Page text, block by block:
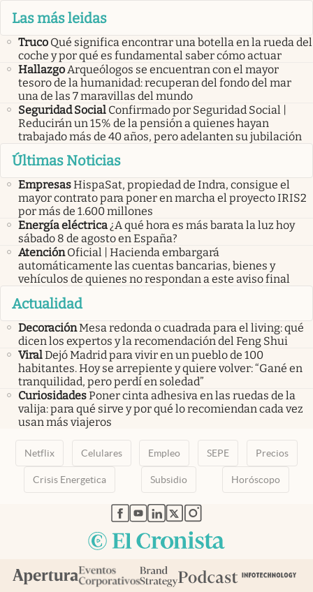
Las más leidas
Truco Qué significa encontrar una botella en la rueda del
coche y por qué es fundamental saber cómo actuar
HallazgoArqueólogos se encuentran con el mayor
tesoro de la humanidad: recuperan del fondo del mar
una de las 7 maravillas del mundo
Seguridad Social Confirmado por Seguridad Social |
Reducirán un 15% de la pensión a quienes hayan
trabajado más de 40 años, pero adelanten su jubilación
Últimas Noticias
EmpresasHispaSat, propiedad de Indra, consigue el
mayor contrato para poner en marcha el proyecto IRIS2
por más de 1.600 millones
Energía eléctrica¿A qué hora es más barata la luz hoy
sábado 8 de agosto en España?
Atención Oficial | Hacienda embargará
automáticamente las cuentas bancarias, bienes y
vehículos de quienes no respondan a este aviso final
Actualidad
DecoraciónMesa redonda o cuadrada para el living: qué
dicen los expertos y la recomendación del Feng Shui
ViralDejó Madrid para vivir en un pueblo de 100
habitantes. Hoy se arrepiente y quiere volver: “Gané en
tranquilidad, pero perdí en soledad”
CuriosidadesPoner cinta adhesiva en las ruedas de la
valija: para qué sirve y por qué lo recomiendan cada vez
usan más viajeros
Netflix Celulares Empleo SEPE Precios
Crisis Energetica Subsidio Horóscopo
abre en nueva pestaña
abre en nueva pestaña
abre en nueva pestaña
abre en nueva pestaña
abre en nueva pestaña